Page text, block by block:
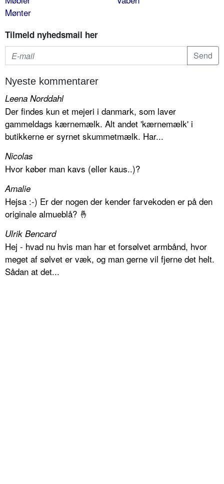
Mønter
Tilmeld nyhedsmail her
Nyeste kommentarer
Leena Norddahl
Der findes kun et mejeri i danmark, som laver
gammeldags kærnemælk. Alt andet 'kærnemælk' i
butikkerne er syrnet skummetmælk. Har...
Nicolas
Hvor køber man kavs (eller kaus..)?
Amalie
Hejsa :-) Er der nogen der kender farvekoden er på den
originale almueblå? 🤞
Ulrik Bencard
Hej - hvad nu hvis man har et forsølvet armbånd, hvor
meget af sølvet er væk, og man gerne vil fjerne det helt.
Sådan at det...